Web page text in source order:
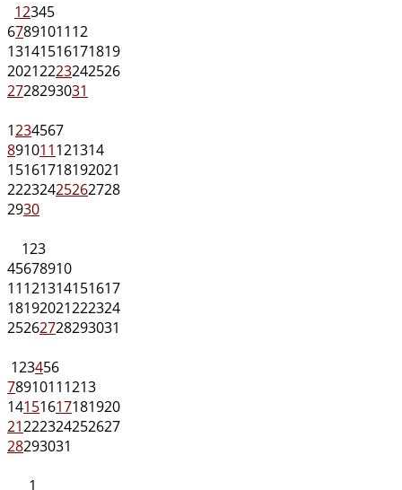
12345
6789101112
13141516171819
20212223242526
2728293031
1234567
891011121314
15161718192021
22232425262728
2930
123
45678910
11121314151617
18192021222324
25262728293031
123456
78910111213
14151617181920
21222324252627
28293031
1